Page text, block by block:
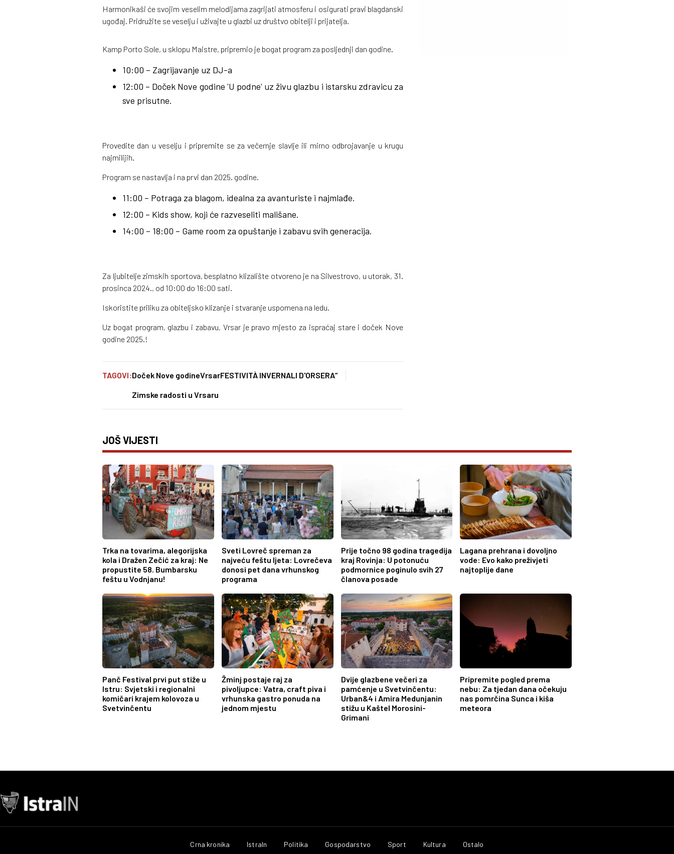
Harmonikaši će svojim veselim melodijama zagrijati atmosferu i osigurati pravi blagdanski
ugođaj. Pridružite se veselju i uživajte u glazbi uz društvo obitelji i prijatelja.
Kamp Porto Sole, u sklopu Maistre, pripremio je bogat program za posljednji dan godine.
10:00 – Zagrijavanje uz DJ-a
12:00 – Doček Nove godine 'U podne' uz živu glazbu i istarsku zdravicu za
sve prisutne.
Provedite dan u veselju i pripremite se za večernje slavlje ili mirno odbrojavanje u krugu
najmilijih.
Program se nastavlja i na prvi dan 2025. godine.
11:00 – Potraga za blagom, idealna za avanturiste i najmlađe.
12:00 – Kids show, koji će razveseliti mališane.
14:00 – 18:00 – Game room za opuštanje i zabavu svih generacija.
Za ljubitelje zimskih sportova, besplatno klizalište otvoreno je na Silvestrovo, u utorak, 31.
prosinca 2024., od 10:00 do 16:00 sati.
Iskoristite priliku za obiteljsko klizanje i stvaranje uspomena na ledu.
Uz bogat program, glazbu i zabavu, Vrsar je pravo mjesto za ispraćaj stare i doček Nove
godine 2025.!
TAGOVI:Doček Nove godineVrsarFESTIVITÀ INVERNALI D'ORSERA“
Zimske radosti u Vrsaru
JOŠ VIJESTI
Trka na tovarima, alegorijska
kola i Dražen Zečić za kraj: Ne
propustite 58. Bumbarsku
feštu u Vodnjanu!
Sveti Lovreč spreman za
najveću feštu ljeta: Lovrečeva
donosi pet dana vrhunskog
programa
Prije točno 98 godina tragedija
kraj Rovinja: U potonuću
podmornice poginulo svih 27
članova posade
Lagana prehrana i dovoljno
vode: Evo kako preživjeti
najtoplije dane
Panč Festival prvi put stiže u
Istru: Svjetski i regionalni
komičari krajem kolovoza u
Svetvinčentu
Žminj postaje raj za
pivoljupce: Vatra, craft piva i
vrhunska gastro ponuda na
jednom mjestu
Dvije glazbene večeri za
pamćenje u Svetvinčentu:
Urban&4 i Amira Medunjanin
stižu u Kaštel Morosini-
Grimani
Pripremite pogled prema
nebu: Za tjedan dana očekuju
nas pomrčina Sunca i kiša
meteora
Crna kronika IstraIn Politika Gospodarstvo Sport Kultura Ostalo